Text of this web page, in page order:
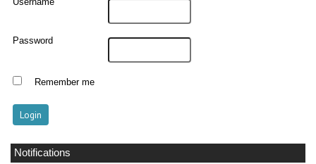
Username
Password
Remember me
Notifications